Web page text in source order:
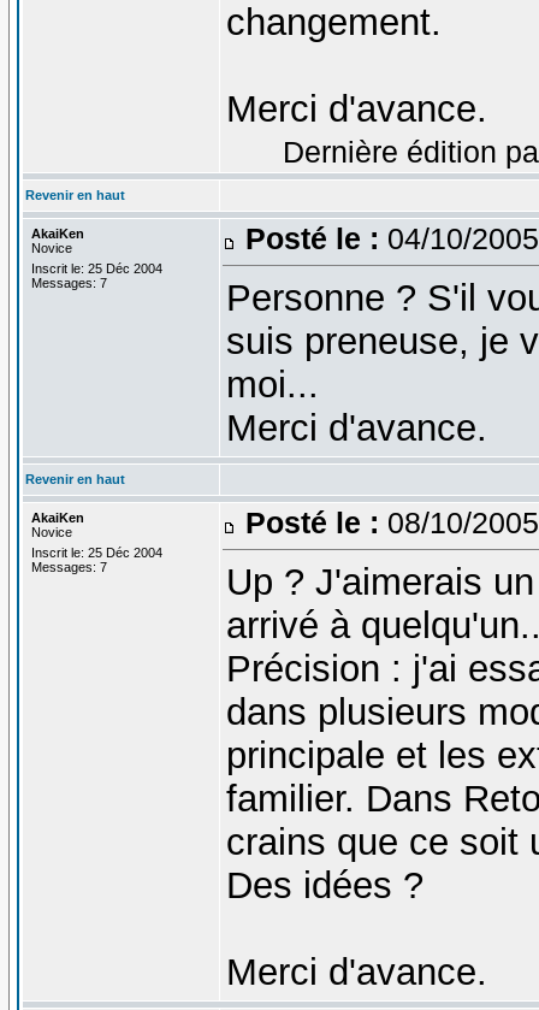
changement.
Merci d'avance.
Dernière édition
Revenir en haut
AkaiKen
Novice
Inscrit le: 25 Déc 2004
Messages: 7
Posté le : 04/10/
Personne ? S'il
suis preneuse, je
moi...
Merci d'avance.
Revenir en haut
AkaiKen
Novice
Inscrit le: 25 Déc 2004
Messages: 7
Posté le : 08/10/
Up ? J'aimerais
arrivé à
Précision : j'ai
dans plusieurs
principale et les
familier. Dans
crains que ce soit
Des idées ?
Merci d'avance.